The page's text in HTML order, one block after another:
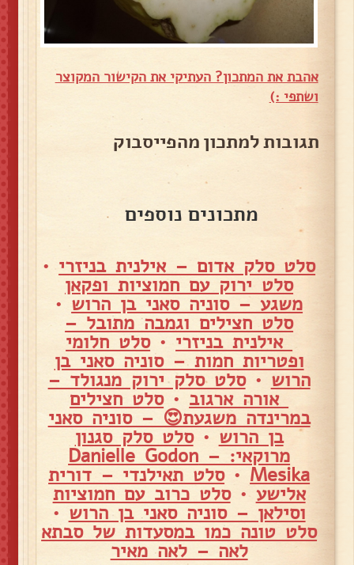
אהבת את המתכון? העתיקי את הקישור המקוצר
ושתפי :)
תגובות למתכון מהפייסבוק
מתכונים נוספים
סלט סלק אדום – אילנית בניזרי •
סלט ירוק עם חמוציות ופקאן
משגע – סוניה סאני בן הרוש •
סלט חצילים וגמבה מתובל –
אילנית בניזרי •סלט חלומי
ופטריות חמות – סוניה סאני בן
הרוש •סלט סלק ירוק מנגולד –
אורה ארגוב •סלט חצילים
במרינדה משגעת😍 – סוניה סאני
בן הרוש •סלט סלק סגנון
מרוקאי: – Danielle Godon
Mesika
•סלט תאילנדי – דורית
אלישע •סלט כרוב עם חמוציות
וסילאן – סוניה סאני בן הרוש •
סלט טונה כמו במסעדות של סבתא
לאה – לאה מאיר